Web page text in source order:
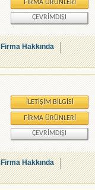
FIRMA ÜRÜNLERI
ÇEVRIMDIŞI
Firma Hakkında
İLETIŞIM BILGISI
FIRMA ÜRÜNLERI
ÇEVRIMDIŞI
Firma Hakkında